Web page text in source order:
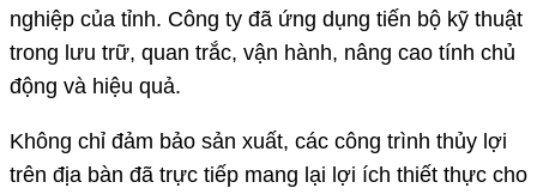
nghiệp của tỉnh. Công ty đã ứng dụng tiến bộ kỹ thuật
trong lưu trữ, quan trắc, vận hành, nâng cao tính chủ
động và hiệu quả.
Không chỉ đảm bảo sản xuất, các công trình thủy lợi
trên địa bàn đã trực tiếp mang lại lợi ích thiết thực cho